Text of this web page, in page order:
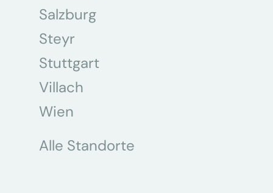
Salzburg
Steyr
Stuttgart
Villach
Wien
Alle Standorte